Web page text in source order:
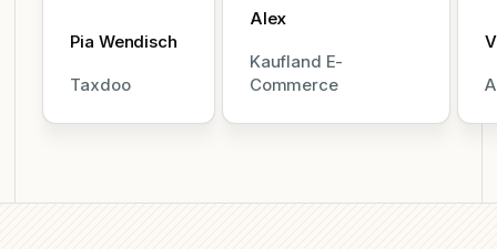
zu verwalten
und zu
Pia Wendisch
Taxdoo
Bereiche und
Richtlinien können
alle mit nur wenigen
Alex
Kaufland E-
Commerce